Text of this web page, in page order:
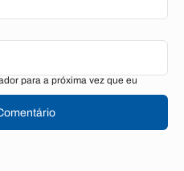
para a próxima vez que eu